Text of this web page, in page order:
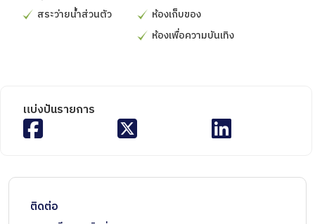
สระว่ายน้ำส่วนตัว
ห้องเก็บของ
ห้องเพื่อความบันเทิง
แบ่งปันรายการ
ติดต่อ